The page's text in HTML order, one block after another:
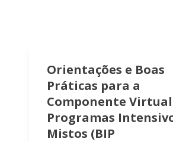
Orientações e Boas
Práticas para a
Componente
Programas
Mistos (BIP